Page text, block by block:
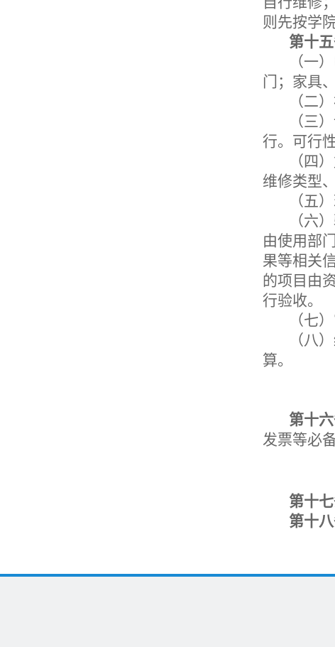
则先按学
第十
（一
门； 家具
（二
（三
行。可行
（四
维修类型
（五
（六
由使用部
果等相关
的项目由
行验收。
（七
（八
算。
第十
发票等必
第十
第十